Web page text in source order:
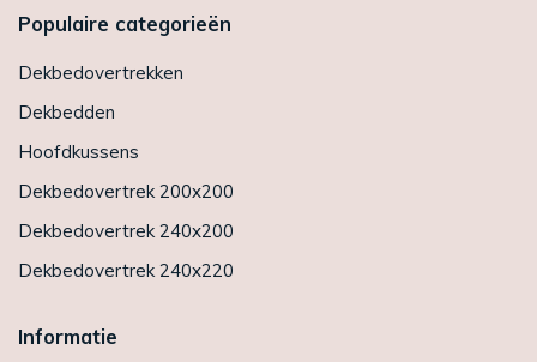
Populaire categorieën
Dekbedovertrekken
Dekbedden
Hoofdkussens
Dekbedovertrek 200x200
Dekbedovertrek 240x200
Dekbedovertrek 240x220
Informatie